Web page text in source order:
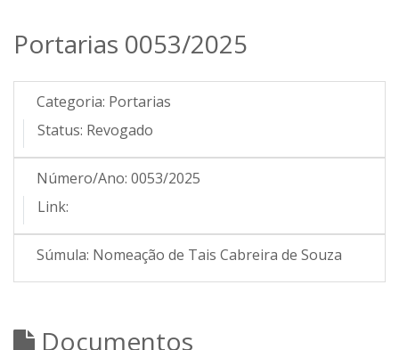
Portarias 0053/2025
Categoria: Portarias
Status: Revogado
Número/Ano: 0053/2025
Link:
Súmula: Nomeação de Tais Cabreira de Souza
Documentos